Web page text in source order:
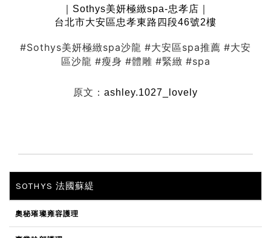
｜Sothys美妍極緻spa-忠孝店｜
台北市大安區忠孝東路四段46號2樓
#Sothys美妍極緻spa沙龍 #大安區spa推薦 #大安
區沙龍 #瘦身 #體雕 #緊緻 #spa
原文： ashley.1027_lovely
SOTHYS 法國蘇緹
奧秘璀璨雍容護理